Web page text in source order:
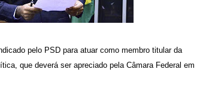
pelo PSD para atuar como membro titular da
que deverá ser apreciado pela Câmara Federal em